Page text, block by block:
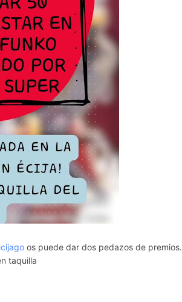
os puede dar dos pedazos de premios.
taquilla